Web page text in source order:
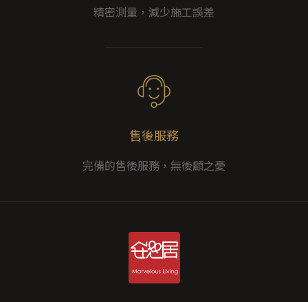
精密測量，減少施工誤差
售後服務
完備的售後服務，無後顧之憂